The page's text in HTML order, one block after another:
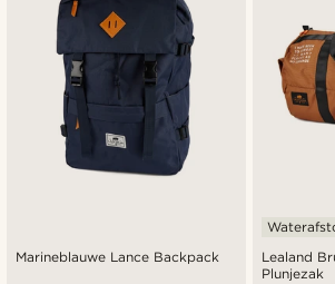
Marineblauwe Lance Backpack
Lealand
Plunjezak